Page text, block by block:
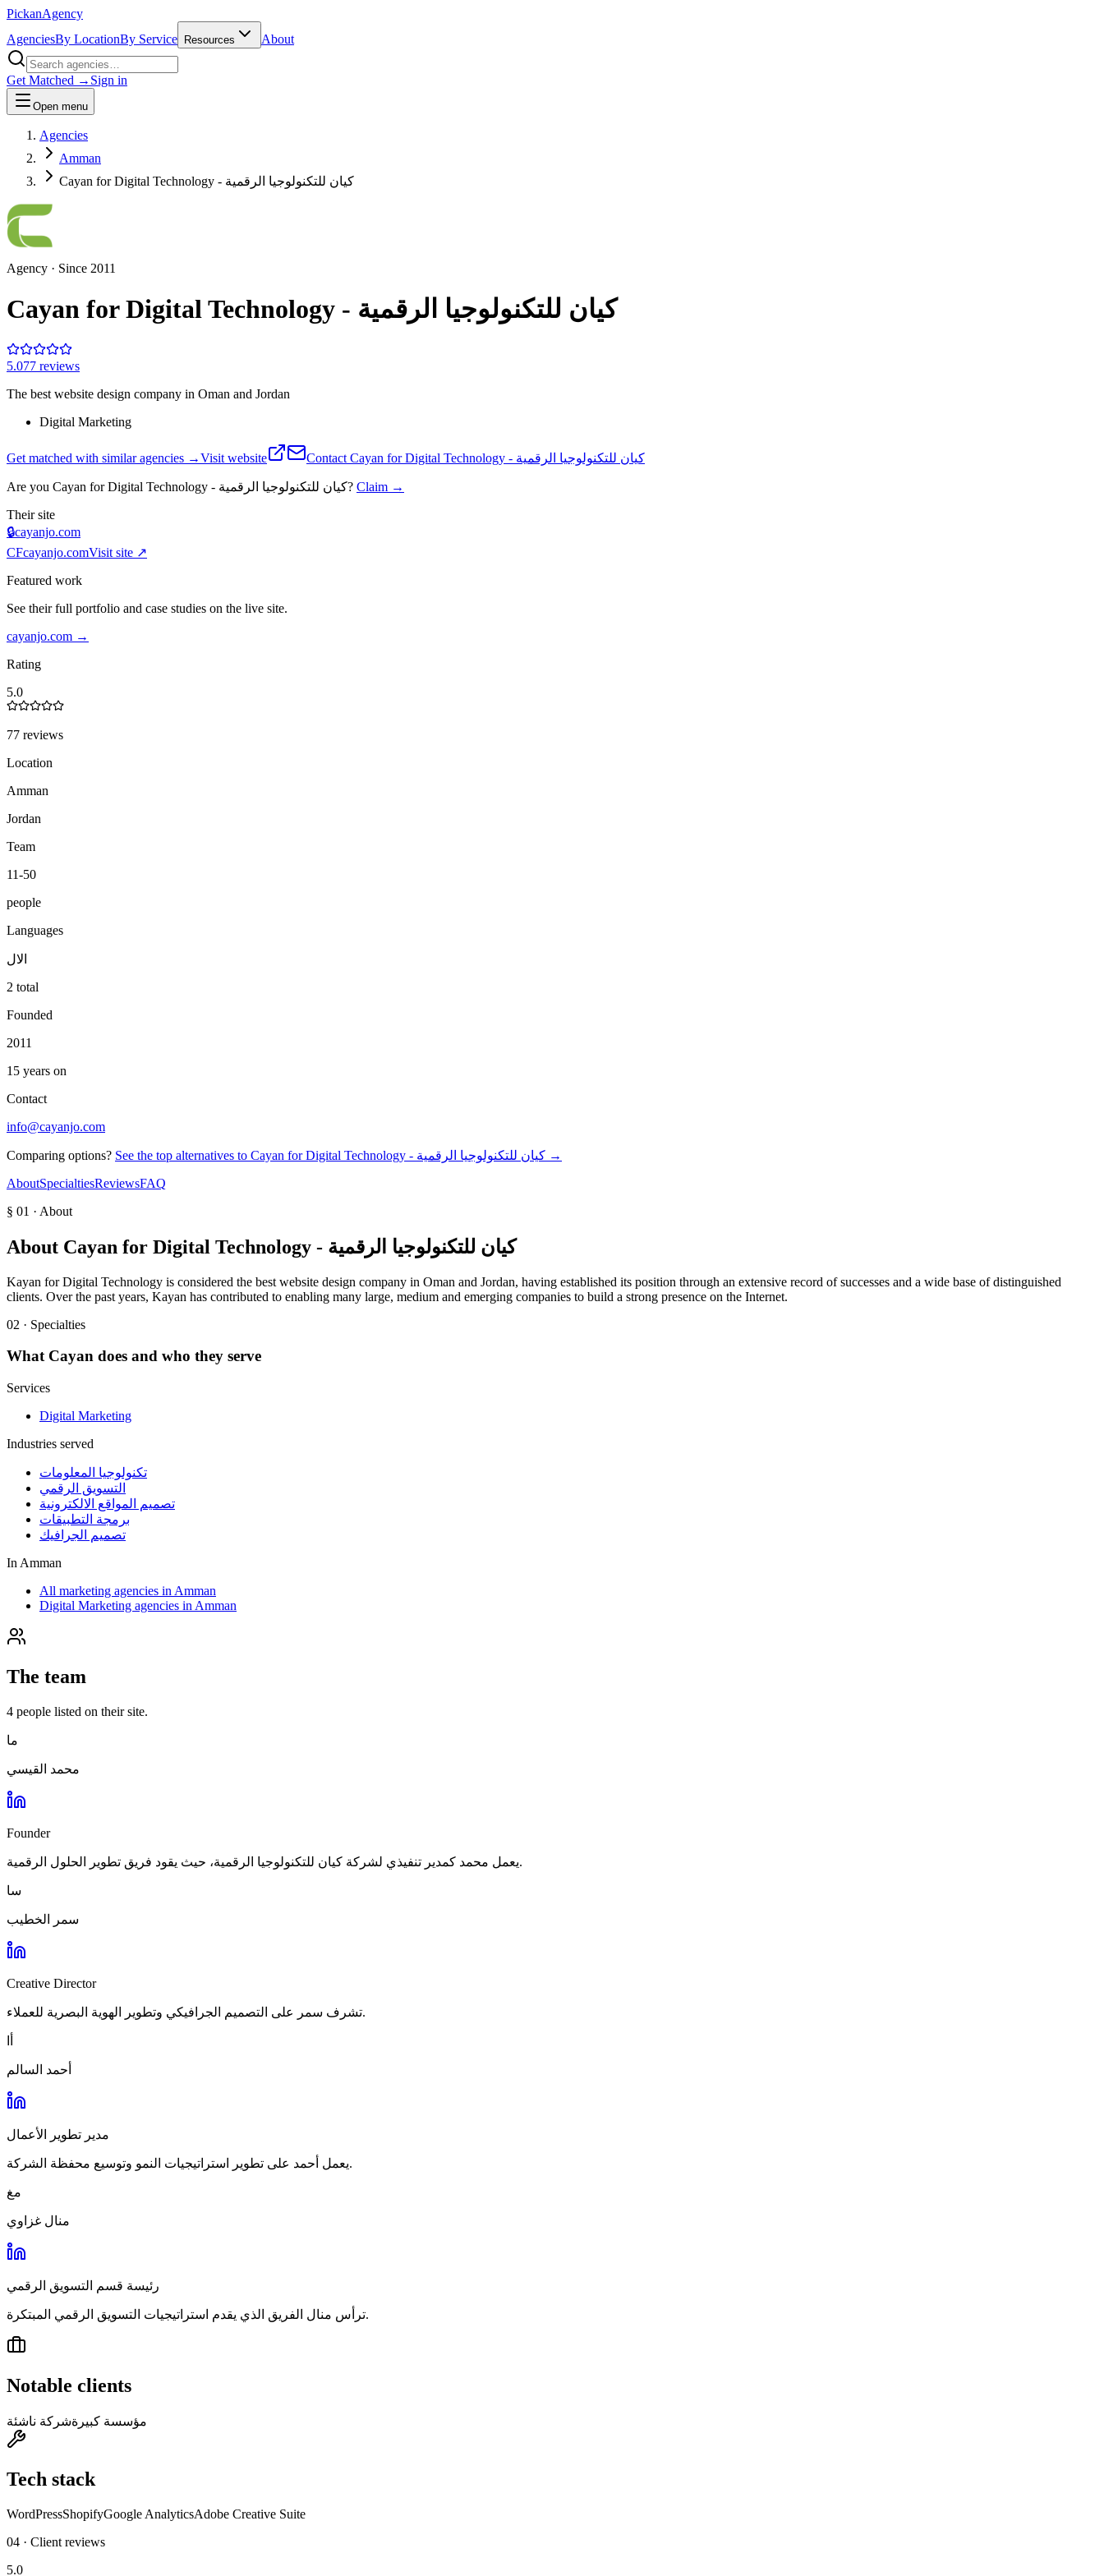
PickanAgency
AgenciesBy LocationBy Service Resources About
Get Matched → Sign in
Open menu
Agencies
Amman
Cayan for Digital Technology - كيان للتكنولوجيا الرقمية
Agency · Since 2011
Cayan for Digital Technology - كيان للتكنولوجيا الرقمية
5.077 reviews
The best website design company in Oman and Jordan
Digital Marketing
Get matched with similar agencies →Visit website Contact Cayan for Digital Technology - كيان للتكنولوجيا الرقمية
Are you Cayan for Digital Technology - كيان للتكنولوجيا الرقمية? Claim →
Their site
🔒cayanjo.com
CFcayanjo.comVisit site ↗
Featured work
See their full portfolio and case studies on the live site.
cayanjo.com →
Rating
5.0
77 reviews
Location
Amman
Jordan
Team
11-50
people
Languages
الال
2 total
Founded
2011
15 years on
Contact
info@cayanjo.com
Comparing options? See the top alternatives to Cayan for Digital Technology - كيان للتكنولوجيا الرقمية →
AboutSpecialtiesReviewsFAQ
§ 01 · About
About Cayan for Digital Technology - كيان للتكنولوجيا الرقمية
Kayan for Digital Technology is considered the best website design company in Oman and Jordan, having established its position through an extensive record of successes and a wide base of distinguished
clients. Over the past years, Kayan has contributed to enabling many large, medium and emerging companies to build a strong presence on the Internet.
02 · Specialties
What Cayan does and who they serve
Services
Digital Marketing
Industries served
تكنولوجيا المعلومات
التسويق الرقمي
تصميم المواقع الالكترونية
برمجة التطبيقات
تصميم الجرافيك
In Amman
All marketing agencies in Amman
Digital Marketing agencies in Amman
The team
4 people listed on their site.
ما
محمد القيسي
Founder
يعمل محمد كمدير تنفيذي لشركة كيان للتكنولوجيا الرقمية، حيث يقود فريق تطوير الحلول الرقمية.
سا
سمر الخطيب
Creative Director
تشرف سمر على التصميم الجرافيكي وتطوير الهوية البصرية للعملاء.
أحمد السالم
مدير تطوير الأعمال
يعمل أحمد على تطوير استراتيجيات النمو وتوسيع محفظة الشركة.
مغ
منال غزاوي
رئيسة قسم التسويق الرقمي
ترأس منال الفريق الذي يقدم استراتيجيات التسويق الرقمي المبتكرة.
Notable clients
مؤسسة كبيرةشركة ناشئة
Tech stack
WordPressShopifyGoogle AnalyticsAdobe Creative Suite
04 · Client reviews
5.0